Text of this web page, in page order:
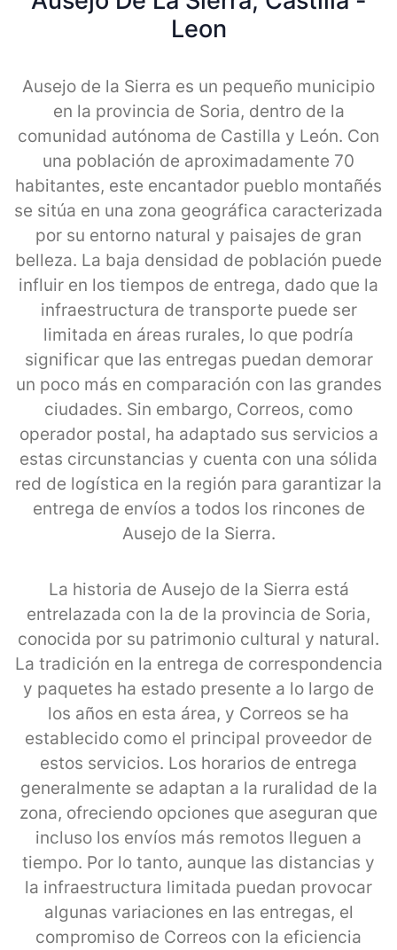
Leon
Ausejo de la Sierra es un pequeño municipio
en la provincia de Soria, dentro de la
comunidad autónoma de Castilla y León. Con
una población de aproximadamente 70
habitantes, este encantador pueblo montañés
se sitúa en una zona geográfica caracterizada
por su entorno natural y paisajes de gran
belleza. La baja densidad de población puede
influir en los tiempos de entrega, dado que la
infraestructura de transporte puede ser
limitada en áreas rurales, lo que podría
significar que las entregas puedan demorar
un poco más en comparación con las grandes
ciudades. Sin embargo, Correos, como
operador postal, ha adaptado sus servicios a
estas circunstancias y cuenta con una sólida
red de logística en la región para garantizar la
entrega de envíos a todos los rincones de
Ausejo de la Sierra.
La historia de Ausejo de la Sierra está
entrelazada con la de la provincia de Soria,
conocida por su patrimonio cultural y natural.
La tradición en la entrega de correspondencia
y paquetes ha estado presente a lo largo de
los años en esta área, y Correos se ha
establecido como el principal proveedor de
estos servicios. Los horarios de entrega
generalmente se adaptan a la ruralidad de la
zona, ofreciendo opciones que aseguran que
incluso los envíos más remotos lleguen a
tiempo. Por lo tanto, aunque las distancias y
la infraestructura limitada puedan provocar
algunas variaciones en las entregas, el
compromiso de Correos con la eficiencia